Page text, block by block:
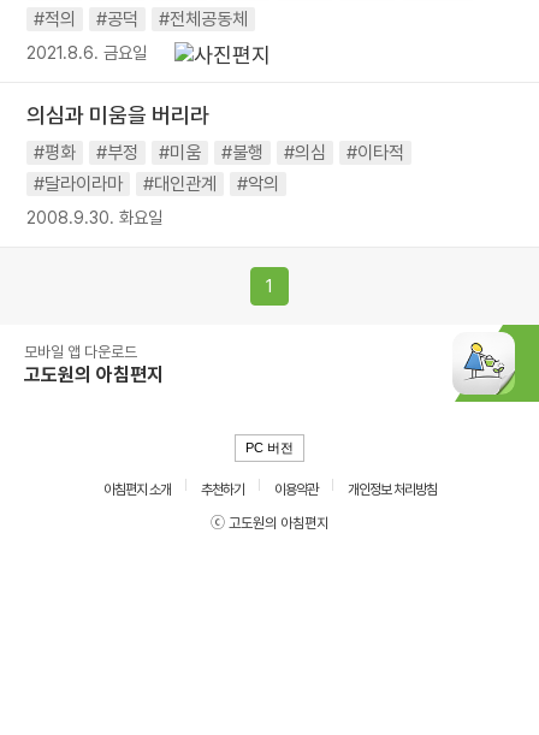
#적의
#공덕 #전체공동체
2021.8.6. 금요일
의심과 미움을 버리라
#평화 #부정 #미움 #불행 #의심
#이타적
#달라이라마
#대인관계 #악의
2008.9.30. 화요일
1
모바일 앱 다운로드
고도원의 아침편지
PC 버전
아침편지 소개 추천하기 이용약관
개인정보 처리방침
ⓒ 고도원의 아침편지